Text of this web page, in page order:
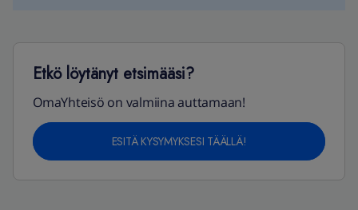
Etkö löytänyt etsimääsi?
OmaYhteisö on valmiina auttamaan!
ESITÄ KYSYMYKSESI TÄÄLLÄ!